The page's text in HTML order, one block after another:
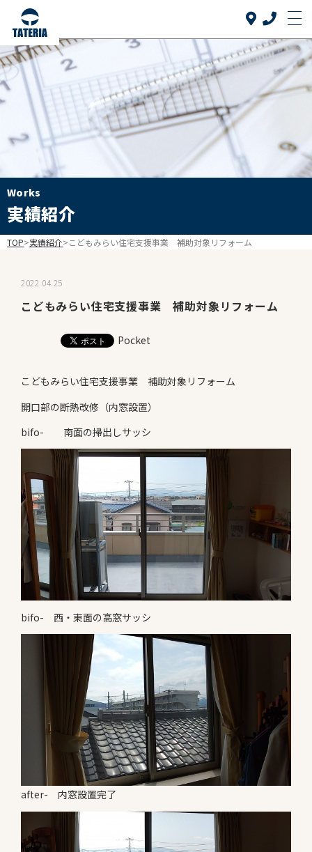
Top
トップ
当社について
About us
リフォーム品目
介護リフォーム
Works
FAQ
お知らせ
会社案内
Company
お問い合わせ
Works
実績紹介
TOP>実績紹介>こどもみらい住宅支援事業 補助対象リフォーム
2022.04.25
こどもみらい住宅支援事業 補助対象リフォーム
Pocket
こどもみらい住宅支援事業 補助対象リフォーム
開口部の断熱改修（内窓設置）
bifo- 南面の掃出しサッシ
bifo- 西・東面の高窓サッシ
after- 内窓設置完了